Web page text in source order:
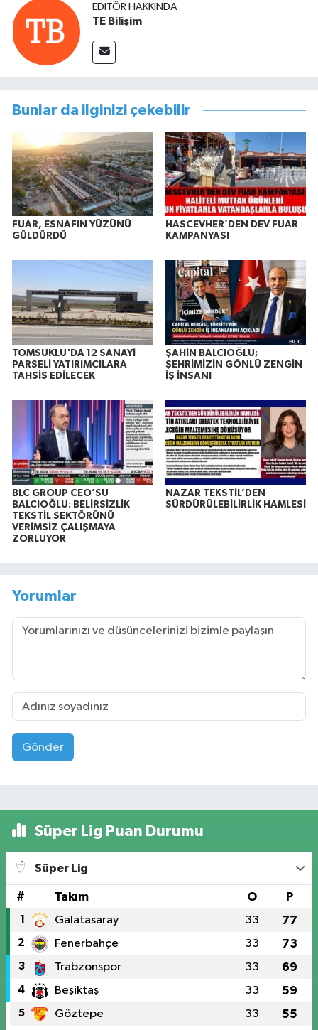
EDITÖR HAKKINDA
TE Bilişim
Bunlar da ilginizi çekebilir
FUAR, ESNAFIN YÜZÜNÜ
GÜLDÜRDÜ
HASCEVHER’DEN DEV FUAR
KAMPANYASI
TOMSUKLU'DA 12 SANAYİ
PARSELİ YATIRIMCILARA
TAHSİS EDİLECEK
ŞAHİN BALCIOĞLU;
ŞEHRİMİZİN GÖNLÜ ZENGİN
İŞ İNSANI
BLC GROUP CEO’SU
BALCIOĞLU: BELİRSİZLİK
TEKSTİL SEKTÖRÜNÜ
VERİMSİZ ÇALIŞMAYA
ZORLUYOR
NAZAR TEKSTİL’DEN
SÜRDÜRÜLEBİLİRLİK HAMLESİ
Yorumlar
Gönder
Süper Lig Puan Durumu
Süper Lig
# Takım O P
1 Galatasaray 33 77
2 Fenerbahçe 33 73
3 Trabzonspor 33 69
4 Beşiktaş 33 59
5 Göztepe 33 55